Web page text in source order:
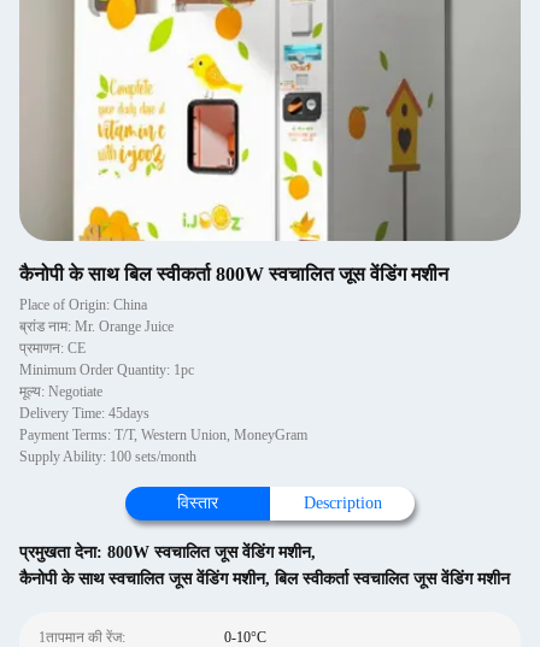
कैनोपी के साथ बिल स्वीकर्ता 800W स्वचालित जूस वेंडिंग मशीन
Place of Origin: China
ब्रांड नाम: Mr. Orange Juice
प्रमाणन: CE
Minimum Order Quantity: 1pc
मूल्य: Negotiate
Delivery Time: 45days
Payment Terms: T/T, Western Union, MoneyGram
Supply Ability: 100 sets/month
विस्तार Description
प्रमुखता देना: 800W स्वचालित जूस वेंडिंग मशीन,
कैनोपी के साथ स्वचालित जूस वेंडिंग मशीन,बिल स्वीकर्ता स्वचालित जूस वेंडिंग मशीन
1तापमान की रेंज: 0-10°C